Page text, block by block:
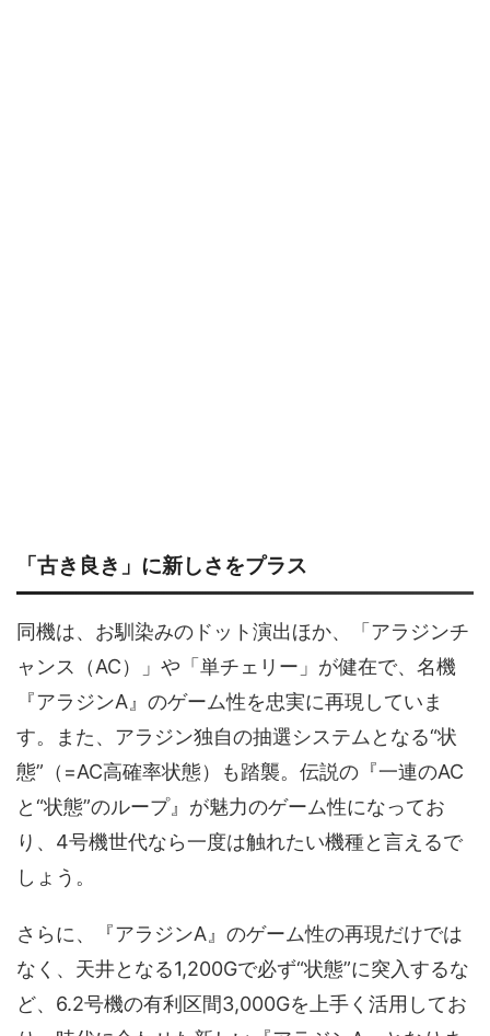
「古き良き」に新しさをプラス
同機は、お馴染みのドット演出ほか、「アラジンチ
ャンス（AC）」や「単チェリー」が健在で、名機
『アラジンA』のゲーム性を忠実に再現していま
す。また、アラジン独自の抽選システムとなる“状
態”（=AC高確率状態）も踏襲。伝説の『一連のAC
と“状態”のループ』が魅力のゲーム性になってお
り、4号機世代なら一度は触れたい機種と言えるで
しょう。
さらに、『アラジンA』のゲーム性の再現だけでは
なく、天井となる1,200Gで必ず“状態”に突入するな
ど、6.2号機の有利区間3,000Gを上手く活用してお